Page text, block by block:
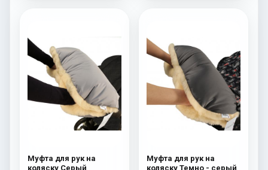
Муфта для рук на
коляску Серый
Муфта для рук на
коляску Темно - серый